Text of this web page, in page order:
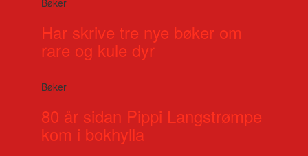
Har skrive tre nye bøker om
rare og kule dyr
Bøker
80 år sidan Pippi Langstrømpe
kom i bokhylla